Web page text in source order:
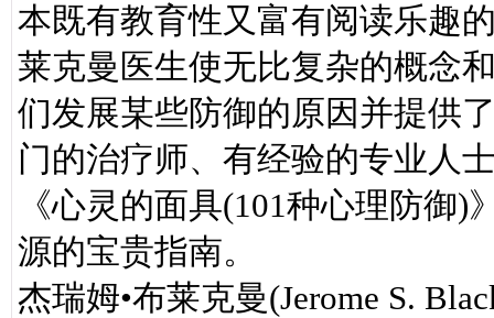
本既有教育性又富有阅读乐趣
莱克曼医生使无比复杂的概念
们发展某些防御的原因并提供
门的治疗师、有经验的专业人
《心灵的面具(101种心理防御
源的宝贵指南。
杰瑞姆•布莱克曼(Jerome S.